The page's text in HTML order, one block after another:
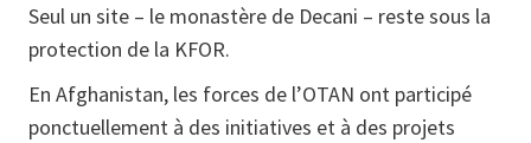
Seul un site – le monastère de Decani – reste sous la
protection de la KFOR.
En Afghanistan, les forces de l’OTAN ont participé
ponctuellement à des initiatives et à des projets